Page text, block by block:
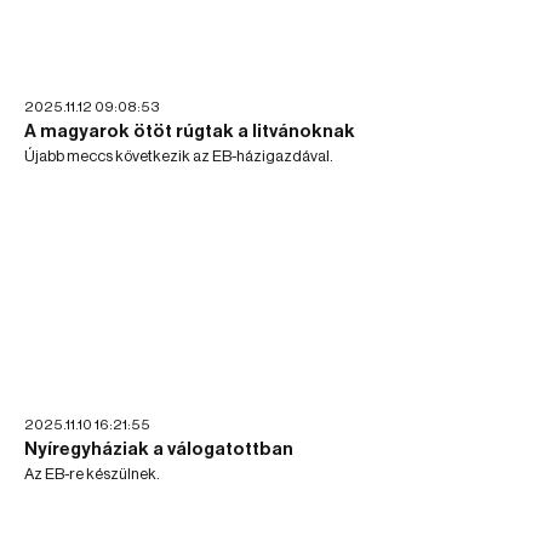
2025.11.12 09:08:53
A magyarok ötöt rúgtak a litvánoknak
Újabb meccs következik az EB-házigazdával.
2025.11.10 16:21:55
Nyíregyháziak a válogatottban
Az EB-re készülnek.